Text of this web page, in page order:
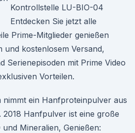
Kontrollstelle LU-BIO-04
Entdecken Sie jetzt alle
Prime-Mitglieder genießen
und kostenlosem Versand,
Serienepisoden mit Prime Video
Vorteilen.
nimmt ein Hanfproteinpulver aus
2018 Hanfpulver ist eine große
Mineralien, Genießen: